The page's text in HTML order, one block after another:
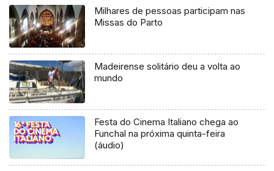
Milhares de pessoas participam nas
Missas do Parto
Madeirense solitário deu a volta ao
mundo
Festa do Cinema Italiano chega ao
Funchal na próxima quinta-feira
(áudio)